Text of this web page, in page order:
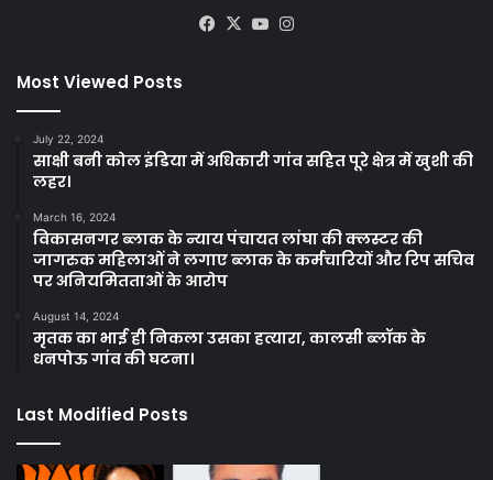
Facebook
X YouTube
Most Viewed Posts
July 22, 2024
साक्षी बनी कोल इंडिया में अधिकारी गांव सहित पूरे क्षेत्र में खुशी की
लहर।
March 16, 2024
विकासनगर ब्लाक के न्याय पंचायत लांघा की क्लस्टर की
जागरुक महिलाओं ने लगाए ब्लाक के कर्मचारियों और रिप सचिव
पर अनियमितताओं के आरोप
August 14, 2024
मृतक का भाई ही निकला उसका हत्यारा, कालसी ब्लॉक के
धनपोऊ गांव की घटना।
Last Modified Posts